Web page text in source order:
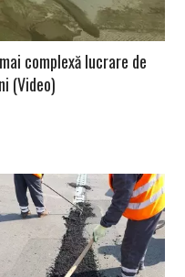
complexă lucrare de
(Video)